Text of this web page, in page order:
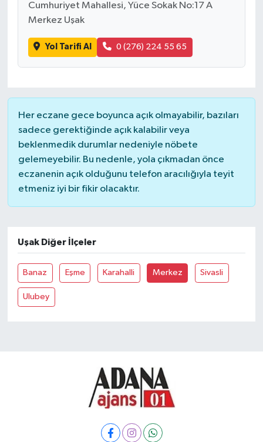
Cumhuriyet Mahallesi, Yüce Sokak No:17 A
Merkez Uşak
Yol Tarifi Al 0 (276) 224 55 65
Her eczane gece boyunca açık olmayabilir, bazıları
sadece gerektiğinde açık kalabilir veya
beklenmedik durumlar nedeniyle nöbete
gelemeyebilir. Bu nedenle, yola çıkmadan önce
eczanenin açık olduğunu telefon aracılığıyla teyit
etmeniz iyi bir fikir olacaktır.
Uşak Diğer İlçeler
Banaz Eşme Karahalli Merkez Sivasli
Ulubey